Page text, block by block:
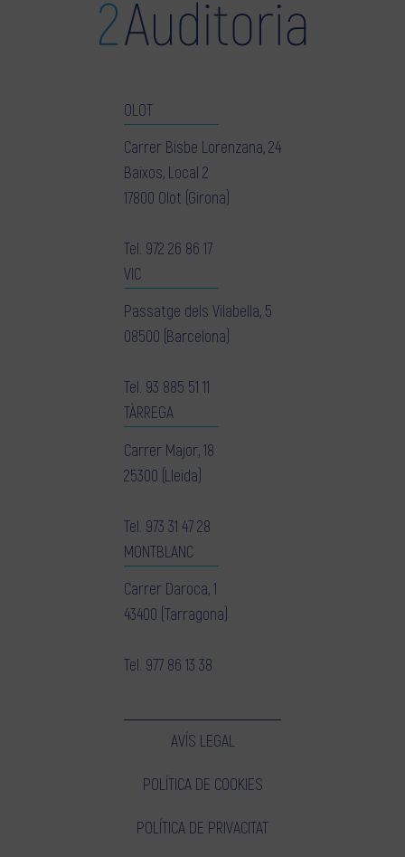
OLOT
Carrer Bisbe Lorenzana, 24
Baixos, Local 2
17800 Olot (Girona)
Tel. 972 26 86 17
VIC
Passatge dels Vilabella, 5
08500 (Barcelona)
Tel. 93 885 51 11
TÀRREGA
Carrer Major, 18
25300 (Lleida)
Tel. 973 31 47 28
MONTBLANC
Carrer Daroca, 1
43400 (Tarragona)
Tel. 977 86 13 38
AVÍS LEGAL
POLÍTICA DE COOKIES
POLÍTICA DE PRIVACITAT